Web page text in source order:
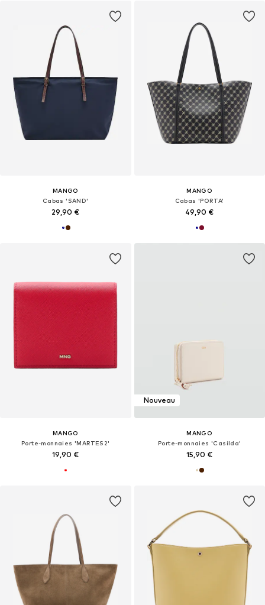
MANGO
Cabas 'SAND'
29,90 €
MANGO
Cabas 'PORTA'
49,90 €
MANGO
Porte-monnaies 'MARTES2'
19,90 €
Nouveau
MANGO
Porte-monnaies 'Casilda'
15,90 €